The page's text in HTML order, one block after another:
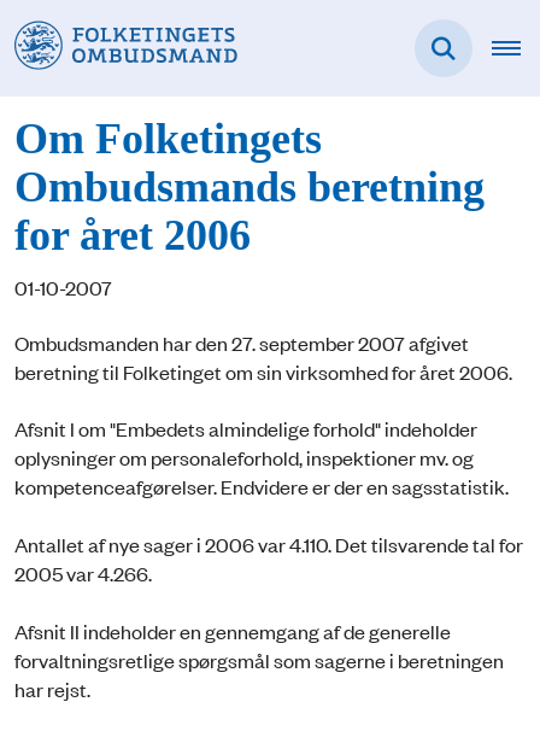
Om Folketingets
Ombudsmands beretning
for året 2006
01-10-2007
Ombudsmanden har den 27. september 2007 afgivet
beretning til Folketinget om sin virksomhed for året 2006.
Afsnit I om "Embedets almindelige forhold" indeholder
oplysninger om personaleforhold, inspektioner mv. og
kompetenceafgørelser. Endvidere er der en sagsstatistik.
Antallet af nye sager i 2006 var 4.110. Det tilsvarende tal for
2005 var 4.266.
Afsnit II indeholder en gennemgang af de generelle
forvaltningsretlige spørgsmål som sagerne i beretningen
har rejst.